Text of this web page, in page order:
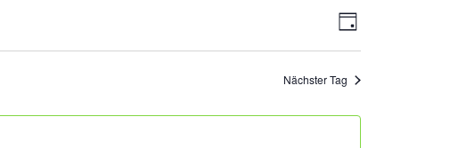
Tag
Nächster Tag